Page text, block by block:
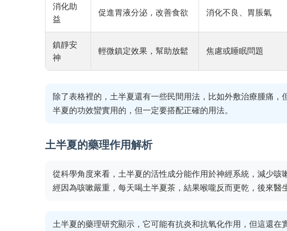
消化助
益
促進胃液分泌，改善食欲 消化不良、胃脹氣
鎮靜安
神
輕微鎮定效果，幫助放鬆 焦慮或睡眠問題
除了表格裡的，土半夏還有一些民間用法，比如外敷治療腫痛
半夏的功效蠻實用的，但一定要搭配正確的用法。
土半夏的藥理作用解析
從科學角度來看，土半夏的活性成分能作用於神經系統，減少
經因為咳嗽嚴重，每天喝土半夏茶，結果喉嚨反而更乾，後來醫
土半夏的藥理研究顯示，它可能有抗炎和抗氧化作用，但這還在